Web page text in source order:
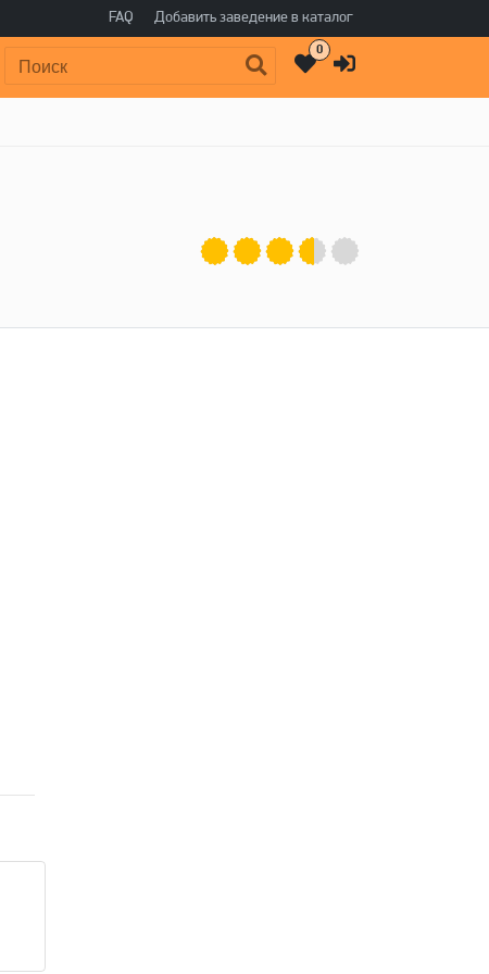
FAQ Добавить заведение в каталог
Поиск: 0